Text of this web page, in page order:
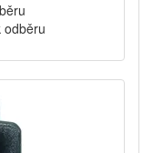
odběru